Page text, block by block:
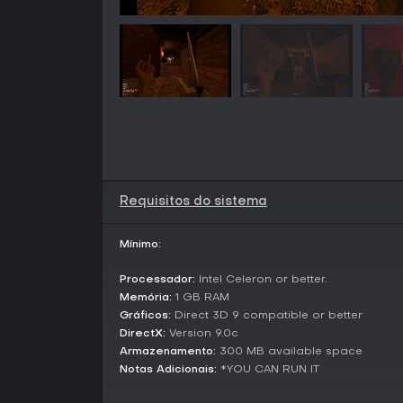
Requisitos do sistema
Mínimo:
Processador: Intel Celeron or better.
Memória: 1 GB RAM
Gráficos: Direct 3D 9 compatible or better
DirectX: Version 9.0c
Armazenamento: 300 MB available space
Notas Adicionais: *YOU CAN RUN IT